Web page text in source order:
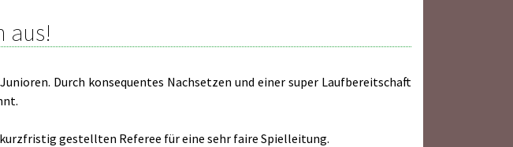
aus!
Durch konsequentes Nachsetzen und einer super Laufbereitschaft
gestellten Referee für eine sehr faire Spielleitung.